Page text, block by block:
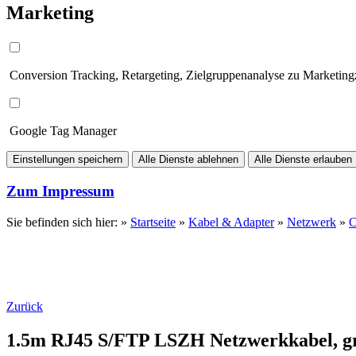
Marketing
Conversion Tracking, Retargeting, Zielgruppenanalyse zu
Google Tag Manager
Einstellungen speichern Alle Dienste ablehnen Alle Dienste erlauben
Zum Impressum
Sie befinden sich hier: » Startseite » Kabel & Adapter» Netzwerk »
Zurück
1.5m RJ45 S/FTP LSZH Netzwerkkabel,